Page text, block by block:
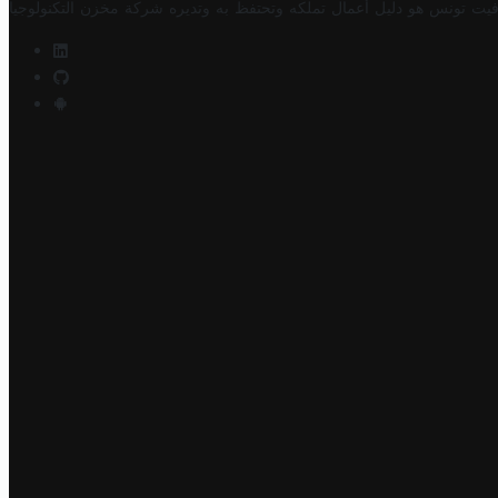
تونس هو دليل أعمال تملكه وتحتفظ به وتديره شركة مخزن التكنولوجيا